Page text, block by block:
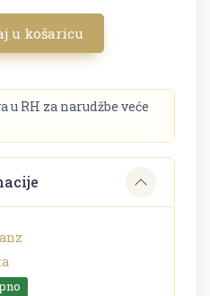
u košaricu
u RH za narudžbe veće